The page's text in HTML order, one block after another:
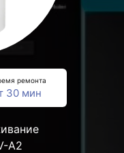
ремонта
30 мин
A2